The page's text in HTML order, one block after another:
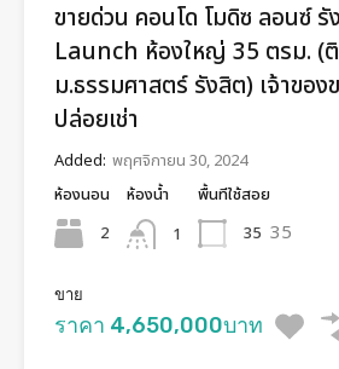
ขายด่วน คอนโด โมดิซ ลอนซ์
Launch ห้องใหญ่ 35 ตรม. (
ม.ธรรมศาสตร์ รังสิต) เจ้าของ
ปล่อยเช่า
Added: พฤศจิกายน 30, 2024
ห้องนอน
2
ห้องน้ำ
1
พื้นทีใช้สอย
35 35
ขาย
ราคา 4,650,000บาท